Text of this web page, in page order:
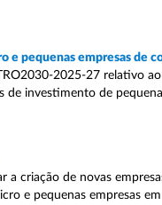
pequenas empresas de
2025-27 relativo
investimento de
criação de novas
e pequenas empresas